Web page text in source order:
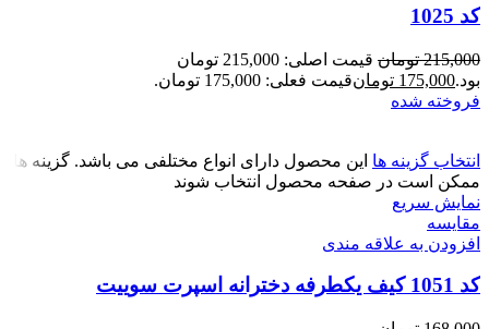
کد 1025
215,000 تومان
قیمت اصلی: 215,000 تومان
بود.175,000 تومانقیمت فعلی: 175,000 تومان.
فروخته شده
انتخاب گزینه ها این محصول دارای انواع مختلفی می باشد. گزینه ها
ممکن است در صفحه محصول انتخاب شوند
نمایش سریع
مقايسه
افزودن به علاقه مندی
کد 1051 کیف یکطرفه دخترانه اسپرت سوییت